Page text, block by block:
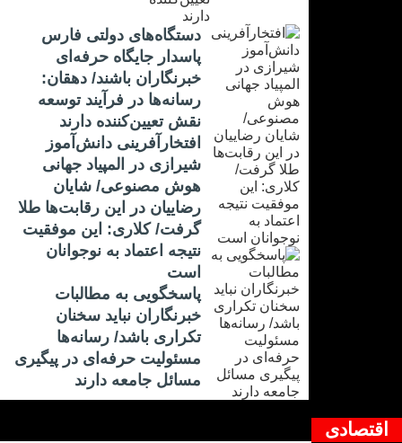
دستگاه‌های دولتی فارس
پاسدار جایگاه حرفه‌ای
خبرنگاران باشند/ دهقان:
رسانه‌ها در فرآیند توسعه
نقش تعیین‌کننده دارند
افتخارآفرینی دانش‌آموز
شیرازی در المپیاد جهانی
هوش مصنوعی/ شایان
رضاییان در این رقابت‌ها طلا
گرفت/ کلاری: این موفقیت
نتیجه اعتماد به نوجوانان
است
پاسخگویی به مطالبات
خبرنگاران نباید سخنان
تکراری باشد/ رسانه‌ها
مسئولیت حرفه‌ای در پیگیری
مسائل جامعه دارند
اقتصادی